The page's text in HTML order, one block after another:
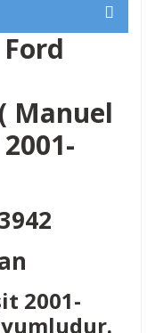
Manuel
2001-